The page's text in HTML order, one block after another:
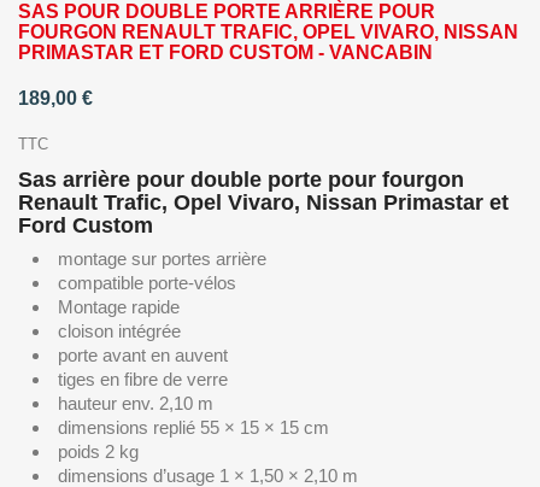
SAS POUR DOUBLE PORTE ARRIÈRE POUR
FOURGON RENAULT TRAFIC, OPEL VIVARO, NISSAN
PRIMASTAR ET FORD CUSTOM - VANCABIN
189,00 €
TTC
Sas arrière pour double porte pour fourgon
Renault Trafic, Opel Vivaro, Nissan Primastar et
Ford Custom
montage sur portes arrière
compatible porte-vélos
Montage rapide
cloison intégrée
porte avant en auvent
tiges en fibre de verre
hauteur env. 2,10 m
dimensions replié 55 × 15 × 15 cm
poids 2 kg
dimensions d’usage 1 × 1,50 × 2,10 m